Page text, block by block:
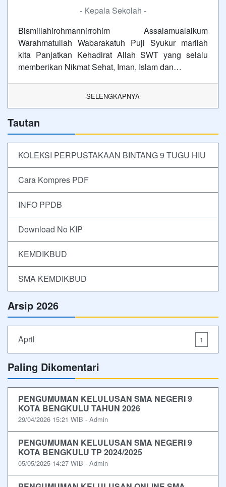
- Kepala Sekolah -
Bismillahirohmannirrohim Assalamualaikum
Warahmatullah Wabarakatuh Puji Syukur marilah
kita Panjatkan Kehadirat Allah SWT yang selalu
memberikan Nikmat Sehat, Iman, Islam dan…
SELENGKAPNYA
Tautan
KOLEKSI PERPUSTAKAAN BINTANG 9 TUGU HIU
Cara Kompres PDF
INFO PPDB
Download No KIP
KEMDIKBUD
SMA KEMDIKBUD
Arsip 2026
April 1
Paling Dikomentari
PENGUMUMAN KELULUSAN SMA NEGERI 9
KOTA BENGKULU TAHUN 2026
29/04/2026 15:21 WIB - Admin
PENGUMUMAN KELULUSAN SMA NEGERI 9
KOTA BENGKULU TP 2024/2025
05/05/2025 14:27 WIB - Admin